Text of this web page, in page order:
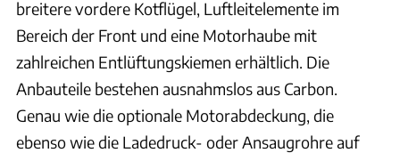
breitere vordere Kotflügel, Luftleitelemente im
Bereich der Front und eine Motorhaube mit
zahlreichen Entlüftungskiemen erhältlich. Die
Anbauteile bestehen ausnahmslos aus Carbon.
Genau wie die optionale Motorabdeckung, die
ebenso wie die Ladedruck- oder Ansaugrohre auf